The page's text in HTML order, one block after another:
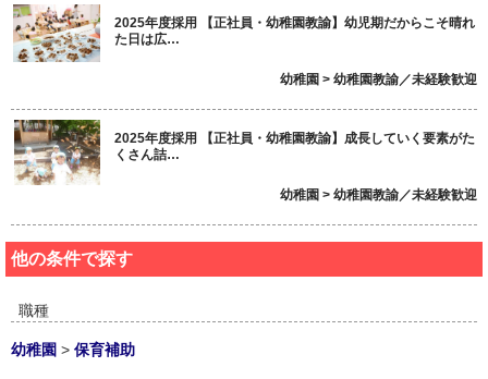
2025年度採用 【正社員・幼稚園教諭】幼児期だからこそ晴れ
た日は広…
幼稚園 > 幼稚園教諭／未経験歓迎
2025年度採用 【正社員・幼稚園教諭】成長していく要素がた
くさん詰…
幼稚園 > 幼稚園教諭／未経験歓迎
他の条件で探す
職種
幼稚園 > 保育補助